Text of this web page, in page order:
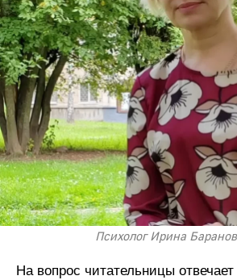
Психолог Ирина
На вопрос читательницы отвечает